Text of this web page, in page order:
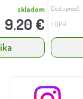
skladom
9.20 €
Dostupnosť:
s DPH